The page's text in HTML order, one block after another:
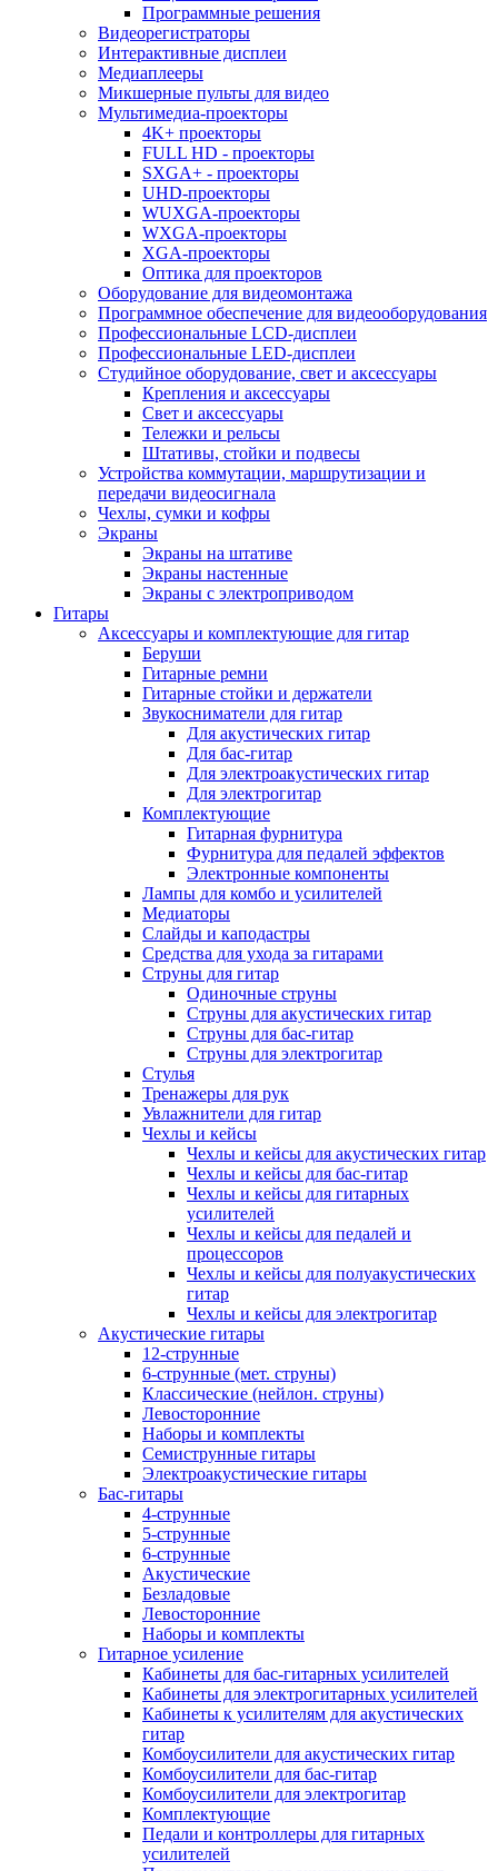
Программные решения
Видеорегистраторы
Интерактивные дисплеи
Медиаплееры
Микшерные пульты для видео
Мультимедиа-проекторы
4K+ проекторы
FULL HD - проекторы
SXGA+ - проекторы
UHD-проекторы
WUXGA-проекторы
WXGA-проекторы
XGA-проекторы
Оптика для проекторов
Оборудование для видеомонтажа
Программное обеспечение для видеооборудования
Профессиональные LCD-дисплеи
Профессиональные LED-дисплеи
Студийное оборудование, свет и аксессуары
Крепления и аксессуары
Свет и аксессуары
Тележки и рельсы
Штативы, стойки и подвесы
Устройства коммутации, маршрутизации и
передачи видеосигнала
Чехлы, сумки и кофры
Экраны
Экраны на штативе
Экраны настенные
Экраны с электроприводом
Гитары
Аксессуары и комплектующие для гитар
Беруши
Гитарные ремни
Гитарные стойки и держатели
Звукосниматели для гитар
Для акустических гитар
Для бас-гитар
Для электроакустических гитар
Для электрогитар
Комплектующие
Гитарная фурнитура
Фурнитура для педалей эффектов
Электронные компоненты
Лампы для комбо и усилителей
Медиаторы
Слайды и каподастры
Средства для ухода за гитарами
Струны для гитар
Одиночные струны
Струны для акустических гитар
Струны для бас-гитар
Струны для электрогитар
Стулья
Тренажеры для рук
Увлажнители для гитар
Чехлы и кейсы
Чехлы и кейсы для акустических гитар
Чехлы и кейсы для бас-гитар
Чехлы и кейсы для гитарных
усилителей
Чехлы и кейсы для педалей и
процессоров
Чехлы и кейсы для полуакустических
гитар
Чехлы и кейсы для электрогитар
Акустические гитары
12-струнные
6-струнные (мет. струны)
Классические (нейлон. струны)
Левосторонние
Наборы и комплекты
Семиструнные гитары
Электроакустические гитары
Бас-гитары
4-струнные
5-струнные
6-струнные
Акустические
Безладовые
Левосторонние
Наборы и комплекты
Гитарное усиление
Кабинеты для бас-гитарных усилителей
Кабинеты для электрогитарных усилителей
Кабинеты к усилителям для акустических
гитар
Комбоусилители для акустических гитар
Комбоусилители для бас-гитар
Комбоусилители для электрогитар
Комплектующие
Педали и контроллеры для гитарных
усилителей